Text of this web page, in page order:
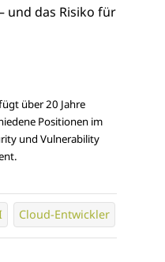
und das Risiko für
über 20 Jahre
Positionen im
und Vulnerability
Cloud-Entwickler